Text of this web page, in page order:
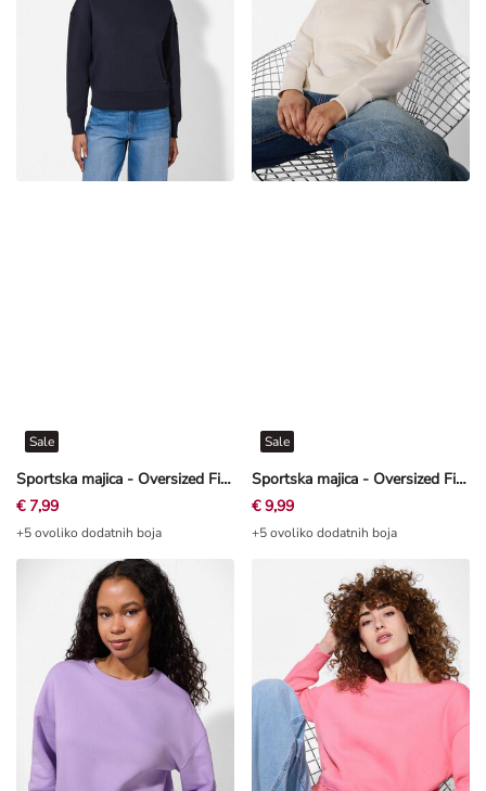
Sportska majica - Oversized Fit - Tamnoplava
Sale
€ 7,99
+5 ovoliko dodatnih boja
Sportska majica - Oversized Fit - Prljavo bijela
Sale
€ 9,99
+5 ovoliko dodatnih boja